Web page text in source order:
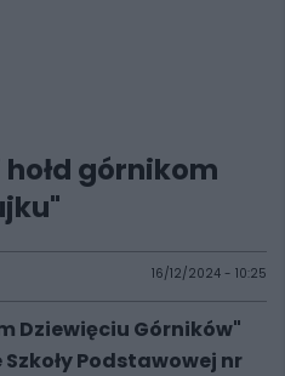
górnikom
16/12/2024 - 10:25
Dziewięciu Górników"
Podstawowej nr